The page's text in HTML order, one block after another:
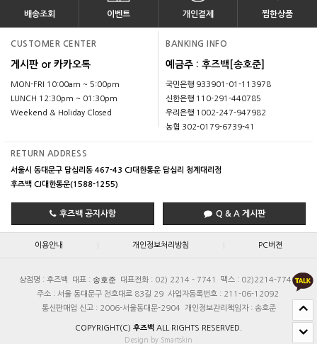
배송조회 이벤트 개인결제 찜한상품
CUSTOMER CENTER
게시판 or 카카오톡
MON-FRI 10:00am ~ 5:00pm
LUNCH 12:30pm ~ 01:30pm
Weekend & Holiday Closed
BANKING INFO
예금주 : 후즈백[송호준]
국민은행 933901-01-113978
신한은행 110-291-440785
우리은행 1002-247-947982
농협 302-0179-6739-41
RETURN ADDRESS
서울시 동대문구 답십리동 467-43 CJ대한통운 답십리 청계대리점
후즈백 CJ대한통운(1588-1255)
후즈백 공지사항 Q & A 게시판
이용안내 | 개인정보처리방침 | PC버젼
상점명 : 후즈백 대표 : 송호준 대표전화 : 02) 2214 - 7741
팩스 : 02)2214-7740
주소 : 서울 동대문구 천호대로 83길 29 사업자등록번호 : 211-06-12092
통신판매업 신고 : 2006-서울동대문-2904
개인정보관리책임자 : 송호준
COPYRIGHT(C) 후즈백 ALL RIGHTS RESERVED.